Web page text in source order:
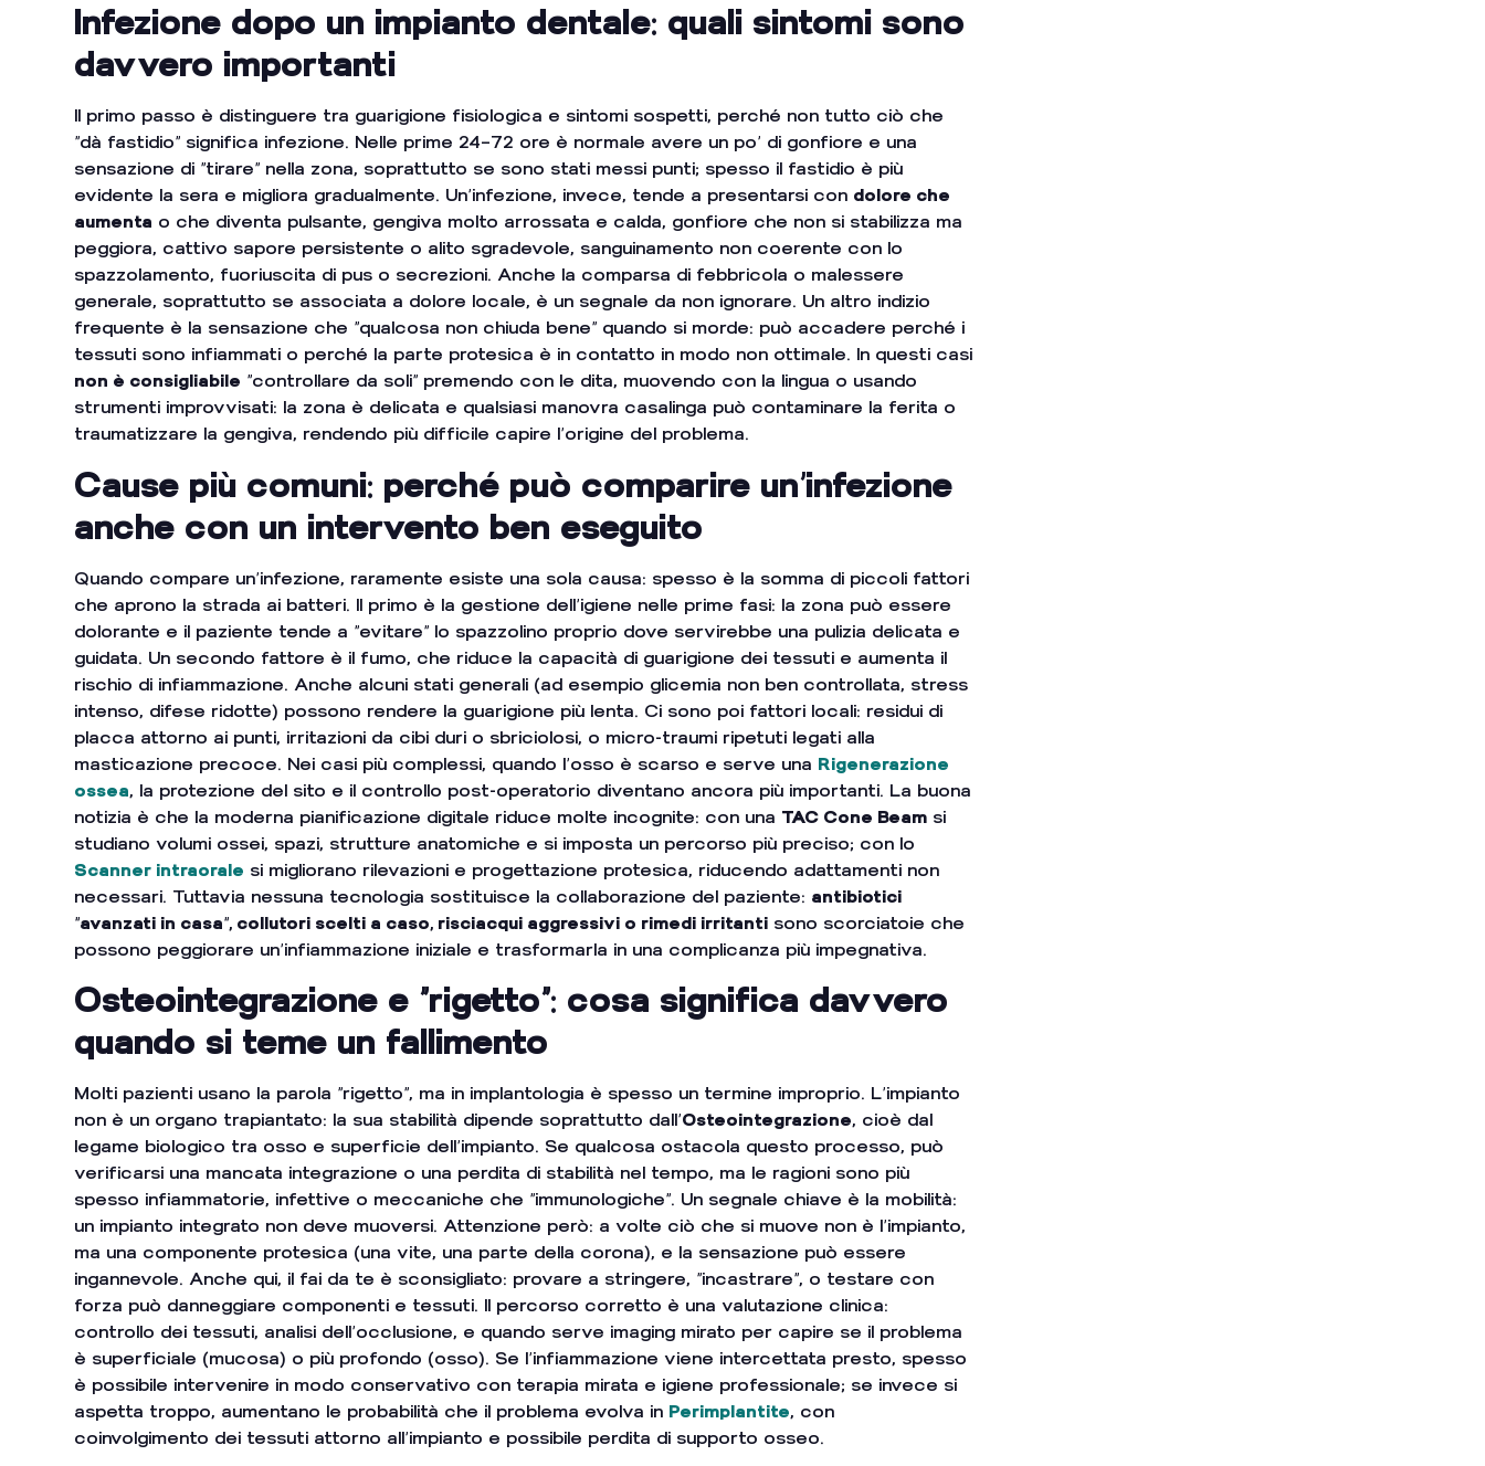
Infezione dopo un impianto dentale: quali sintomi sono
davvero importanti
Il primo passo è distinguere tra guarigione fisiologica e sintomi sospetti, perché non tutto ciò che
“dà fastidio” significa infezione. Nelle prime 24–72 ore è normale avere un po’ di gonfiore e una
sensazione di “tirare” nella zona, soprattutto se sono stati messi punti; spesso il fastidio è più
evidente la sera e migliora gradualmente. Un’infezione, invece, tende a presentarsi con dolore che
aumenta o che diventa pulsante, gengiva molto arrossata e calda, gonfiore che non si stabilizza ma
peggiora, cattivo sapore persistente o alito sgradevole, sanguinamento non coerente con lo
spazzolamento, fuoriuscita di pus o secrezioni. Anche la comparsa di febbricola o malessere
generale, soprattutto se associata a dolore locale, è un segnale da non ignorare. Un altro indizio
frequente è la sensazione che “qualcosa non chiuda bene” quando si morde: può accadere perché i
tessuti sono infiammati o perché la parte protesica è in contatto in modo non ottimale. In questi casi
non è consigliabile “controllare da soli” premendo con le dita, muovendo con la lingua o usando
strumenti improvvisati: la zona è delicata e qualsiasi manovra casalinga può contaminare la ferita o
traumatizzare la gengiva, rendendo più difficile capire l’origine del problema.
Cause più comuni: perché può comparire un’infezione
anche con un intervento ben eseguito
Quando compare un’infezione, raramente esiste una sola causa: spesso è la somma di piccoli fattori
che aprono la strada ai batteri. Il primo è la gestione dell’igiene nelle prime fasi: la zona può essere
dolorante e il paziente tende a “evitare” lo spazzolino proprio dove servirebbe una pulizia delicata e
guidata. Un secondo fattore è il fumo, che riduce la capacità di guarigione dei tessuti e aumenta il
rischio di infiammazione. Anche alcuni stati generali (ad esempio glicemia non ben controllata, stress
intenso, difese ridotte) possono rendere la guarigione più lenta. Ci sono poi fattori locali: residui di
placca attorno ai punti, irritazioni da cibi duri o sbriciolosi, o micro-traumi ripetuti legati alla
masticazione precoce. Nei casi più complessi, quando l’osso è scarso e serve una Rigenerazione
ossea, la protezione del sito e il controllo post-operatorio diventano ancora più importanti. La buona
notizia è che la moderna pianificazione digitale riduce molte incognite: con una TAC Cone Beam si
studiano volumi ossei, spazi, strutture anatomiche e si imposta un percorso più preciso; con lo
Scanner intraorale si migliorano rilevazioni e progettazione protesica, riducendo adattamenti non
necessari. Tuttavia nessuna tecnologia sostituisce la collaborazione del paziente: antibiotici
“avanzati in casa”, collutori scelti a caso, risciacqui aggressivi o rimedi irritanti sono scorciatoie che
possono peggiorare un’infiammazione iniziale e trasformarla in una complicanza più impegnativa.
Osteointegrazione e “rigetto”: cosa significa davvero
quando si teme un fallimento
Molti pazienti usano la parola “rigetto”, ma in implantologia è spesso un termine improprio. L’impianto
non è un organo trapiantato: la sua stabilità dipende soprattutto dall’Osteointegrazione, cioè dal
legame biologico tra osso e superficie dell’impianto. Se qualcosa ostacola questo processo, può
verificarsi una mancata integrazione o una perdita di stabilità nel tempo, ma le ragioni sono più
spesso infiammatorie, infettive o meccaniche che “immunologiche”. Un segnale chiave è la mobilità:
un impianto integrato non deve muoversi. Attenzione però: a volte ciò che si muove non è l’impianto,
ma una componente protesica (una vite, una parte della corona), e la sensazione può essere
ingannevole. Anche qui, il fai da te è sconsigliato: provare a stringere, “incastrare”, o testare con
forza può danneggiare componenti e tessuti. Il percorso corretto è una valutazione clinica:
controllo dei tessuti, analisi dell’occlusione, e quando serve imaging mirato per capire se il problema
è superficiale (mucosa) o più profondo (osso). Se l’infiammazione viene intercettata presto, spesso
è possibile intervenire in modo conservativo con terapia mirata e igiene professionale; se invece si
aspetta troppo, aumentano le probabilità che il problema evolva in Perimplantite, con
coinvolgimento dei tessuti attorno all’impianto e possibile perdita di supporto osseo.